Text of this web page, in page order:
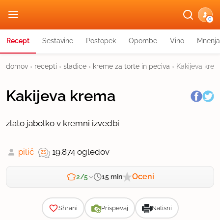
G
Recept Sestavine Postopek Opombe Vino Mnenja
domov › recepti › sladice › kreme za torte in peciva › Kakijeva
Kakijeva krema
zlato jabolko v kremni izvedbi
pilič 19.874 ogledov
2/5 15 min Oceni
Shrani Prispevaj Natisni